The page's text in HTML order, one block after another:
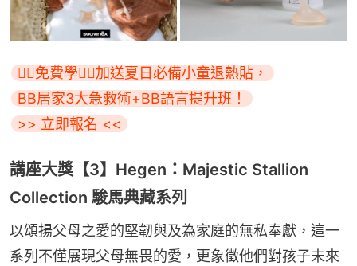
👇🏻免費學👇🏻加送夏日必備小童退熱貼，
BB居家3大急救術+BB語言提升班！
>> 立即報名 <<
講座大獎【3】Hegen：Majestic Stallion
Collection 駿馬典藏系列
以頌揚父母之愛的堅韌與及為家庭的無私奉獻，這一
系列不僅展現父母無畏的愛，更象徵他們對孩子未來